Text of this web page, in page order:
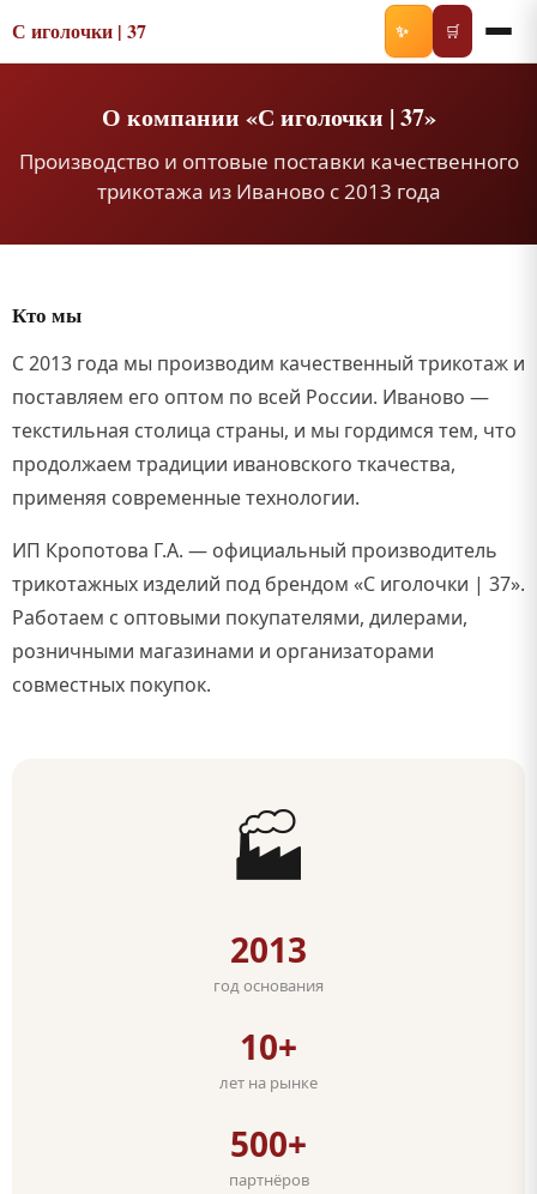
С иголочки | 37 ✨ 🛒
О компании «С иголочки | 37»
Производство и оптовые поставки качественного
трикотажа из Иваново с 2013 года
Кто мы
С 2013 года мы производим качественный трикотаж и
поставляем его оптом по всей России. Иваново —
текстильная столица страны, и мы гордимся тем, что
продолжаем традиции ивановского ткачества,
применяя современные технологии.
ИП Кропотова Г.А. — официальный производитель
трикотажных изделий под брендом «С иголочки | 37».
Работаем с оптовыми покупателями, дилерами,
розничными магазинами и организаторами
совместных покупок.
🏭
2013
год основания
10+
лет на рынке
500+
партнёров